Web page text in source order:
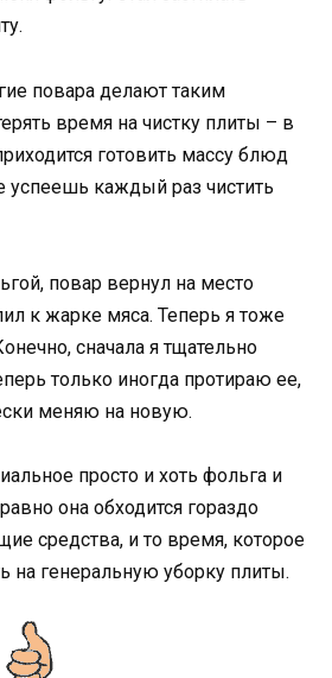
повара делают таким
время на чистку плиты – в
готовить массу блюд
успеешь каждый раз чистить
повар вернул на место
к жарке мяса. Теперь я тоже
сначала я тщательно
только иногда протираю ее,
меняю на новую.
просто и хоть фольга и
она обходится гораздо
средства, и то время, которое
на генеральную уборку плиты.